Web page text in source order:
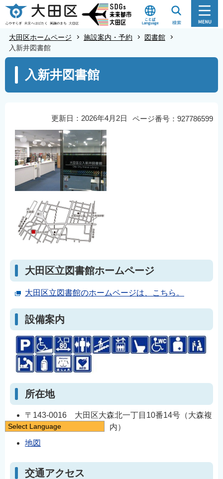
こ
の
ジ
大田区ホームページ 施設案内・予約
図書館
入新井図書館
こ
入新井図書館
ページ番号：927786599
更新日：2026年4月2日
大田区立図書館ホームページ
大田区立図書館のホームページは、こちら。
設備案内
所在地
〒143-0016 大田区大森北一丁目10番14号（大森複
合施設ビル（Luz大森）内）
地図
交通アクセス
Select Language
日本語
简体中文